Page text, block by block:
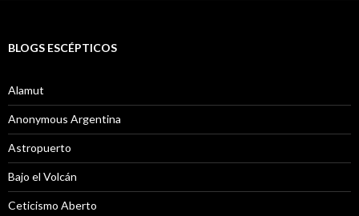
BLOGS ESCÉPTICOS
Alamut
Anonymous Argentina
Astropuerto
Bajo el Volcán
Ceticismo Aberto